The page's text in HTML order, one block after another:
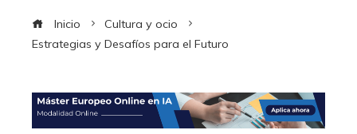
Inicio
Cultura y ocio
Estrategias y Desafíos para el Futuro